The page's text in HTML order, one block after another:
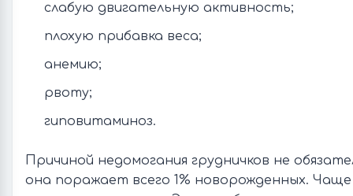
слабую двигательную активность;
плохую прибавка веса;
анемию;
рвоту;
гиповитаминоз.
Причиной недомогания грудничков не
она поражает всего 1% новорожденных.